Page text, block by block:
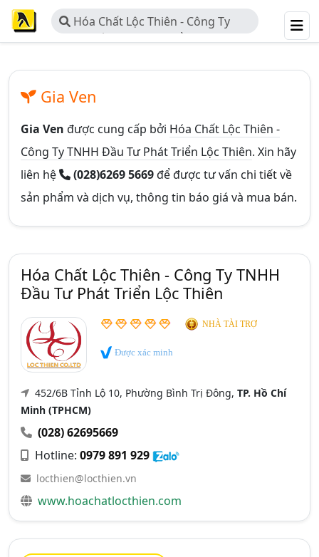
Hóa Chất Lộc Thiên - Công Ty
TNHH Đầu Tư Phát Triển Lộc Thiên
Gia Ven
Gia Ven được cung cấp bởi Hóa Chất Lộc Thiên -
Công Ty TNHH Đầu Tư Phát Triển Lộc Thiên. Xin hãy
liên hệ
(028)6269 5669để được tư vấn chi tiết về
sản phẩm và dịch vụ, thông tin báo giá và mua bán.
Hóa Chất Lộc Thiên - Công Ty TNHH
Đầu Tư Phát Triển Lộc Thiên
NHÀ TÀI TRỢ
Được xác minh
452/6B Tỉnh Lộ 10, Phường Bình Trị Đông, TP. Hồ Chí
Minh (TPHCM)
(028) 62695669
Hotline: 0979 891 929
locthien@locthien.vn
www.hoachatlocthien.com